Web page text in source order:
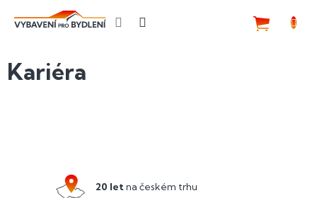
Kariéra
20 letna českém trhu